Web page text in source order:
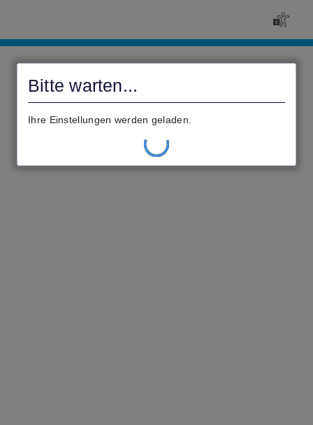
Bitte warten...
Ihre Einstellungen werden geladen.